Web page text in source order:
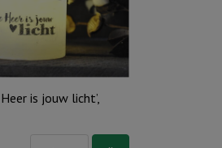
is jouw licht’,